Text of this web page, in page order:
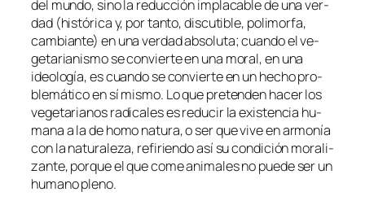
del mun­do, sino la re­duc­ción im­pla­ca­ble de una ver­
dad (his­tó­ri­ca y, por tan­to, dis­cu­ti­ble, po­li­mor­fa,
cam­bian­te) en una ver­dad ab­so­lu­ta; cuan­do el ve­
ge­ta­ria­nis­mo se con­vier­te en una mo­ral, en una
ideo­lo­gía, es cuan­do se con­vier­te en un he­cho pro­
ble­má­ti­co en sí mis­mo. Lo que pre­ten­den ha­cer los
ve­ge­ta­ria­nos ra­di­ca­les es re­du­cir la exis­ten­cia hu­
ma­na a la deho­mo na­tu­ra, o ser que vi­ve en ar­mo­nía
con la na­tu­ra­le­za, re­fi­rien­do así su con­di­ción mo­ra­li­
zan­te, por­que el que co­me ani­ma­les no pue­de ser un
hu­mano pleno.